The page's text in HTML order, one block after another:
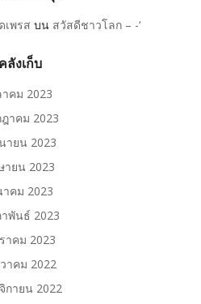
เพรส บน สวัสดีชาวโลก – -‘
คลังเก็บ
คม 2023
าคม 2023
ายน 2023
ายน 2023
คม 2023
พันธ์ 2023
าคม 2023
าคม 2022
กายน 2022